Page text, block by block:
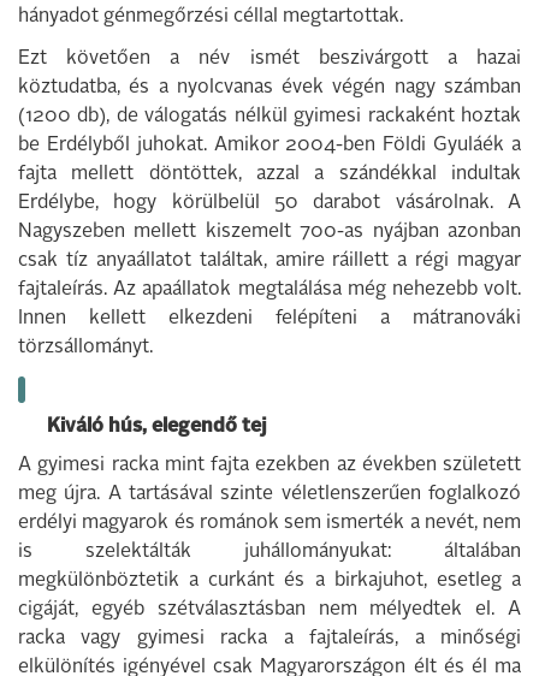
hányadot génmegőrzési céllal megtartottak.
Ezt követően a név ismét beszivárgott a hazai
köztudatba, és a nyolcvanas évek végén nagy számban
(1200 db), de válogatás nélkül gyimesi rackaként hoztak
be Erdélyből juhokat. Amikor 2004-ben Földi Gyuláék a
fajta mellett döntöttek, azzal a szándékkal indultak
Erdélybe, hogy körülbelül 50 darabot vásárolnak. A
Nagyszeben mellett kiszemelt 700-as nyájban azonban
csak tíz anyaállatot találtak, amire ráillett a régi magyar
fajtaleírás. Az apaállatok megtalálása még nehezebb volt.
Innen kellett elkezdeni felépíteni a mátranováki
törzsállományt.
Kiváló hús, elegendő tej
A gyimesi racka mint fajta ezekben az években született
meg újra. A tartásával szinte véletlenszerűen foglalkozó
erdélyi magyarok és románok sem ismerték a nevét, nem
is szelektálták juhállományukat: általában
megkülönböztetik a curkánt és a birkajuhot, esetleg a
cigáját, egyéb szétválasztásban nem mélyedtek el. A
racka vagy gyimesi racka a fajtaleírás, a minőségi
elkülönítés igényével csak Magyarországon élt és él ma